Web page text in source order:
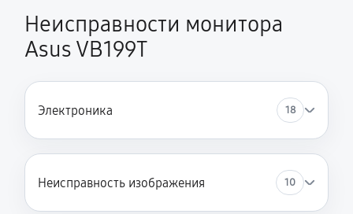
Неисправности монитора
Asus VB199T
Электроника 18
Неисправность изображения 10